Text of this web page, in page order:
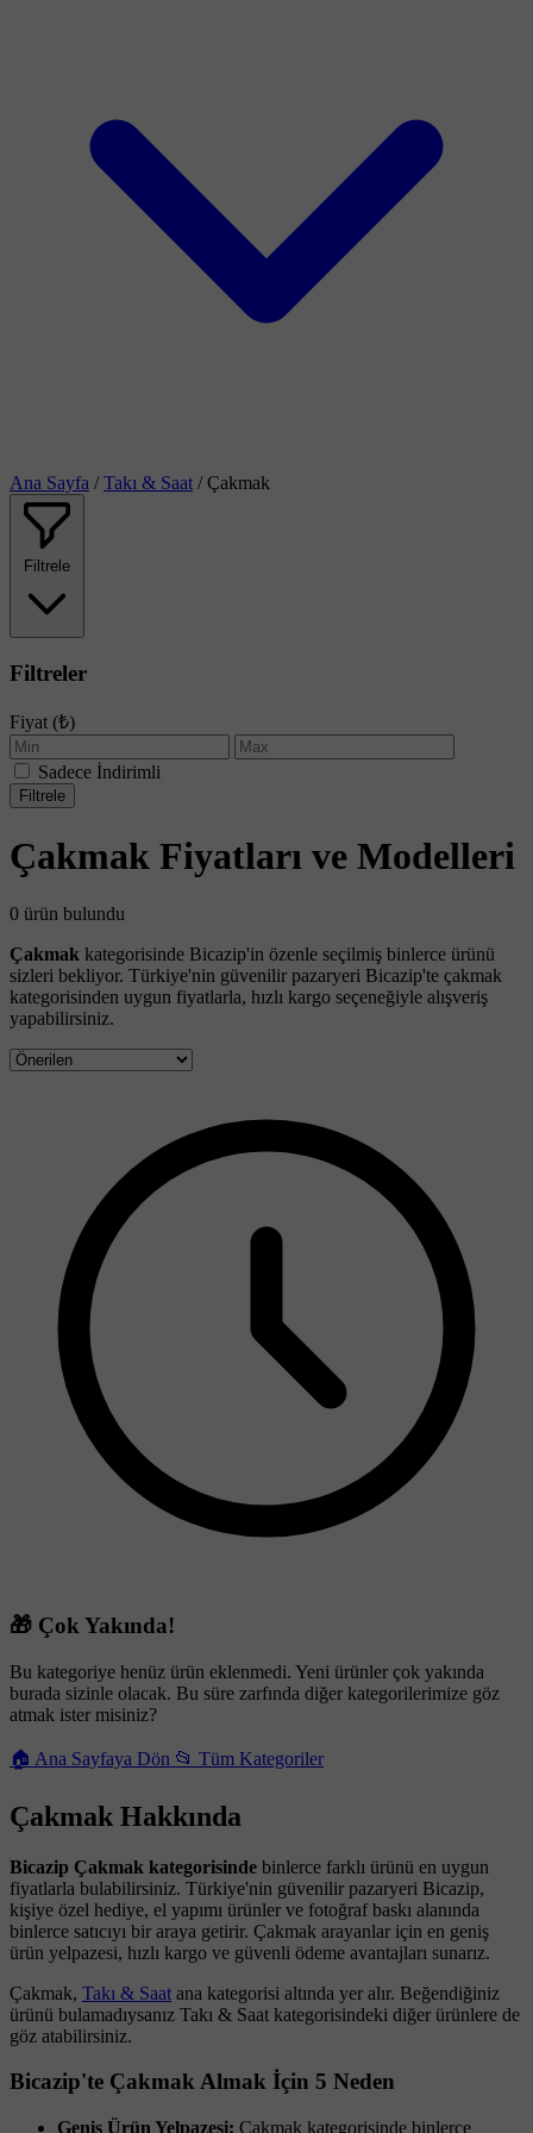
Ana Sayfa / Takı & Saat / Çakmak
Filtrele
Filtreler
Fiyat (₺)
Sadece İndirimli
Filtrele
Çakmak Fiyatları ve Modelleri
0 ürün bulundu
Çakmak kategorisinde Bicazip'in özenle seçilmiş binlerce ürünü
sizleri bekliyor. Türkiye'nin güvenilir pazaryeri Bicazip'te çakmak
kategorisinden uygun fiyatlarla, hızlı kargo seçeneğiyle alışveriş
yapabilirsiniz.
🎁 Çok Yakında!
Bu kategoriye henüz ürün eklenmedi. Yeni ürünler çok yakında
burada sizinle olacak. Bu süre zarfında diğer kategorilerimize göz
atmak ister misiniz?
🏠 Ana Sayfaya Dön 📂 Tüm Kategoriler
Çakmak Hakkında
Bicazip Çakmak kategorisinde binlerce farklı ürünü en uygun
fiyatlarla bulabilirsiniz. Türkiye'nin güvenilir pazaryeri Bicazip,
kişiye özel hediye, el yapımı ürünler ve fotoğraf baskı alanında
binlerce satıcıyı bir araya getirir. Çakmak arayanlar için en geniş
ürün yelpazesi, hızlı kargo ve güvenli ödeme avantajları sunarız.
Çakmak, Takı & Saat ana kategorisi altında yer alır. Beğendiğiniz
ürünü bulamadıysanız Takı & Saat kategorisindeki diğer ürünlere de
göz atabilirsiniz.
Bicazip'te Çakmak Almak İçin 5 Neden
Geniş Ürün Yelpazesi: Çakmak kategorisinde binlerce